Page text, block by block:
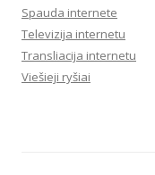
Spauda internete
Televizija internetu
Transliacija internetu
Viešieji ryšiai